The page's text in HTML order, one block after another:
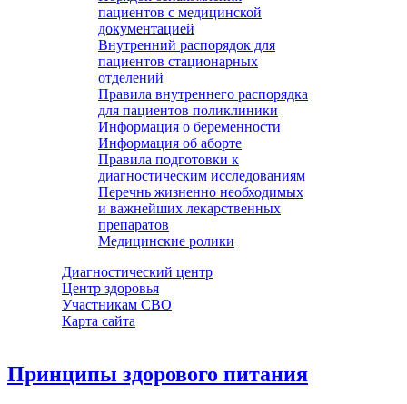
пациентов с медицинской
документацией
Внутренний распорядок для
пациентов стационарных
отделений
Правила внутреннего распорядка
для пациентов поликлиники
Информация о беременности
Информация об аборте
Правила подготовки к
диагностическим исследованиям
Перечнь жизненно необходимых
и важнейших лекарственных
препаратов
Медицинские ролики
Диагностический центр
Центр здоровья
Участникам СВО
Карта сайта
Принципы здорового питания